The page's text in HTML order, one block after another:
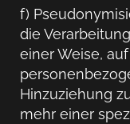
f)
die
einer Weise,
Hinzuziehung
mehr einer